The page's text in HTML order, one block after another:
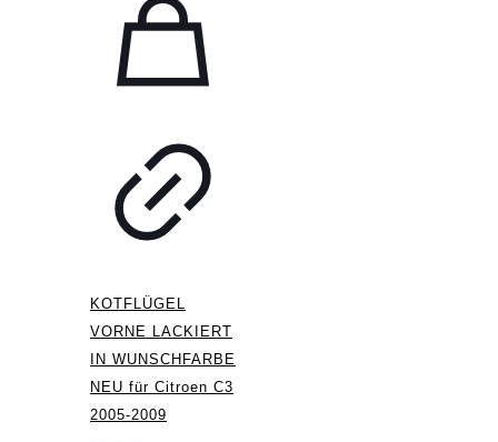
KOTFLÜGEL
VORNE LACKIERT
IN WUNSCHFARBE
NEU für Citroen C3
2005-2009